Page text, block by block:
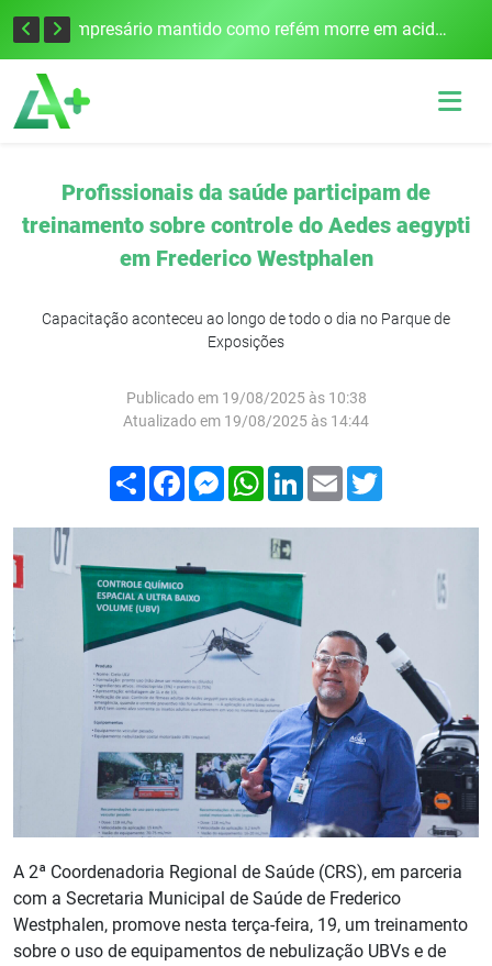
Edital para construção de ponte entre Itapiranga e Barra do Guarita deve ser lançado no segundo semestre Empresário mantido como refém morre em acidente após assalto em Cerro Largo
Profissionais da saúde participam de
treinamento sobre controle do Aedes aegypti
em Frederico Westphalen
Capacitação aconteceu ao longo de todo o dia no Parque de
Exposições
Publicado em 19/08/2025 às 10:38
Atualizado em 19/08/2025 às 14:44
Compartilhar
FacebookMessenger
WhatsApp
LinkedIn
Email
A 2ª Coordenadoria Regional de Saúde (CRS), em parceria
com a Secretaria Municipal de Saúde de Frederico
Westphalen, promove nesta terça-feira, 19, um treinamento
sobre o uso de equipamentos de nebulização UBVs e de